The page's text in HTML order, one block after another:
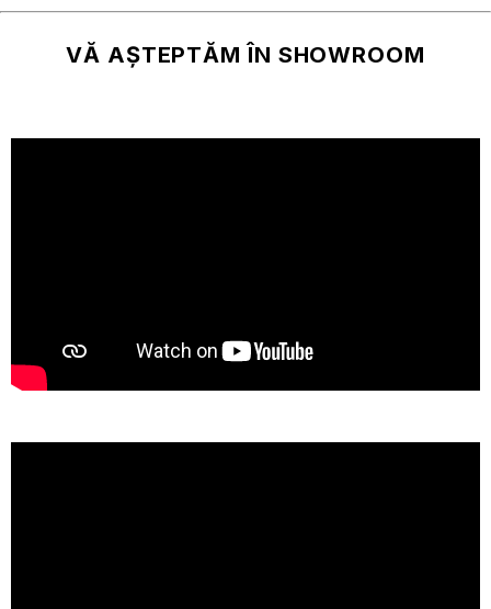
VĂ AȘTEPTĂM ÎN SHOWROOM